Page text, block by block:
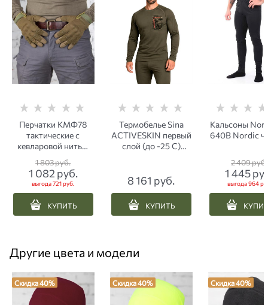
Перчатки КМФ78
тактические с
кевларовой нитью
1 803 руб.
1 082 руб.
выгода721 руб.
КУПИТЬ
Термобелье Sina
ACTIVESKIN первый
слой (до -25 С)
8 161 руб.
КУПИТЬ
Кальсоны
640В Nordic
2 409 руб.
1 445
выгода964
Другие цвета и модели
Скидка 40% Скидка 40% Скидка 40%